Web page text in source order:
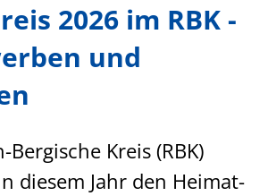
2026 im RBK -
und
Bergische Kreis (RBK)
diesem Jahr den Heimat-